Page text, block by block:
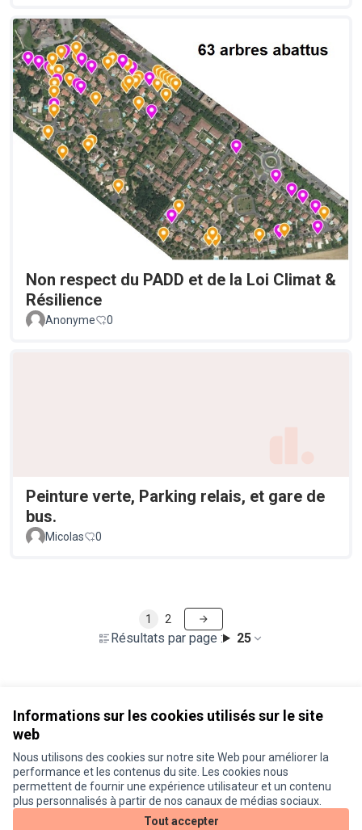
Informations sur les cookies utilisés sur le site
web
Nous utilisons des cookies sur notre site Web pour améliorer la
performance et les contenus du site. Les cookies nous
permettent de fournir une expérience utilisateur et un contenu
plus personnalisés à partir de nos canaux de médias sociaux.
Tout accepter
Non respect du PADD et de la Loi Climat &
Résilience
Anonyme 0
Peinture verte, Parking relais, et gare de
bus.
Micolas 0
Résultats par page : 25
1 2
Conditions d'utilisation
Paramètres des cookies
Je participe ! sur X
(Lien externe)
Je participe ! sur Facebook
Je participe ! sur Instagram